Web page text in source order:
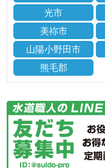
光市
美祢市
山陽小野田市
熊毛郡